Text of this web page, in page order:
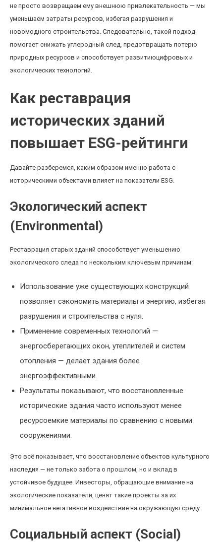
не просто возвращаем ему внешнюю привлекательность — мы
уменьшаем затраты ресурсов, избегая разрушения и
новомодного строительства. Следовательно, такой подход
помогает снижать углеродный след, предотвращать потерю
природных ресурсов и способствует развитиюцифровых и
экологических технологий.
Как реставрация
исторических зданий
повышает ESG-рейтинги
Давайте разберемся, каким образом именно работа с
историческими объектами влияет на показатели ESG.
Экологический аспект
(Environmental)
Реставрация старых зданий способствует уменьшению
экологического следа по нескольким ключевым причинам:
Использование уже существующих конструкций
позволяет сэкономить материалы и энергию, избегая
разрушения и строительства с нуля.
Применение современных технологий —
энергосберегающих окон, утеплителей и систем
отопления — делает здания более
энергоэффективными.
Результаты показывают, что восстановленные
исторические здания часто используют менее
ресурсоемкие материалы по сравнению с новыми
сооружениями.
Это всё показывает, что восстановление объектов культурного
наследия — не только забота о прошлом, но и вклад в
устойчивое будущее. Инвесторы, обращающие внимание на
экологические показатели, ценят такие проекты за их
минимальное негативное воздействие на окружающую среду.
Социальный аспект (Social)